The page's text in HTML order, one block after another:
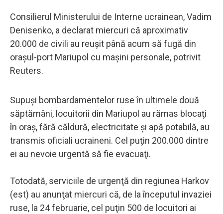
Consilierul Ministerului de Interne ucrainean, Vadim
Denisenko, a declarat miercuri că aproximativ
20.000 de civili au reuşit până acum să fugă din
oraşul-port Mariupol cu maşini personale, potrivit
Reuters.
Supuşi bombardamentelor ruse în ultimele două
săptămâni, locuitorii din Mariupol au rămas blocaţi
în oraş, fără căldură, electricitate şi apă potabilă, au
transmis oficiali ucraineni. Cel puţin 200.000 dintre
ei au nevoie urgentă să fie evacuaţi.
Totodată, serviciile de urgenţă din regiunea Harkov
(est) au anunţat miercuri că, de la începutul invaziei
ruse, la 24 februarie, cel puţin 500 de locuitori ai